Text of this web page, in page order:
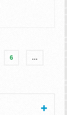
6 …